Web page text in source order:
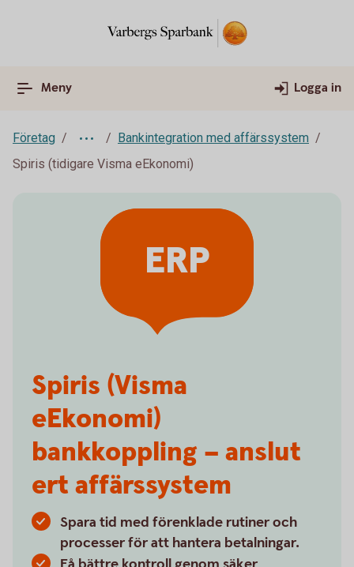
Meny Logga in
Företag
Bankintegration med affärssystem
Spiris (tidigare Visma eEkonomi)
Spiris (Visma
eEkonomi)
bankkoppling – anslut
ert affärssystem
Spara tid med förenklade rutiner och
processer för att hantera betalningar.
ERP